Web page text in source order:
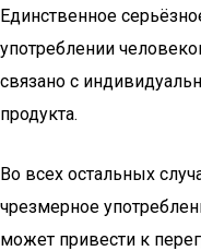
Единственное
употреблении
связано с
продукта.
Во всех остальных
чрезмерное
может привести к